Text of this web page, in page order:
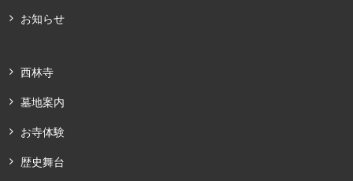
お知らせ
西林寺
墓地案内
お寺体験
歴史舞台